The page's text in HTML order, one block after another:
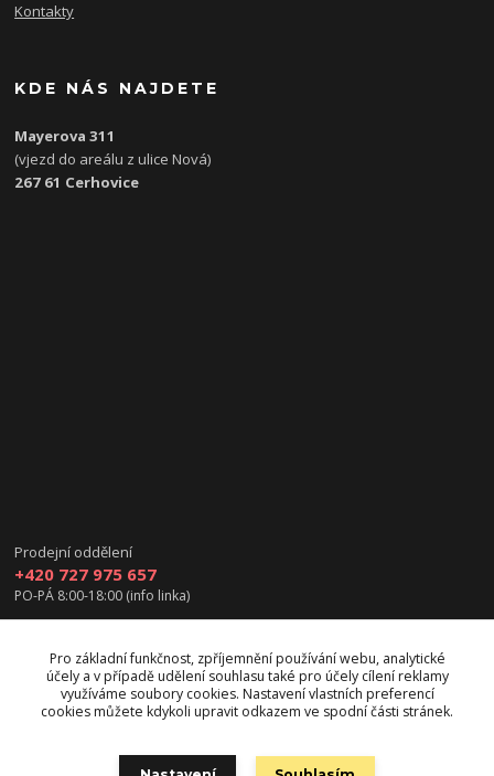
Kontakty
KDE NÁS NAJDETE
Mayerova 311
(vjezd do areálu z ulice Nová)
267 61 Cerhovice
Prodejní oddělení
+420 727 975 657
PO-PÁ 8:00-18:00 (info linka)
Upravit sběr cookies.
Pro základní funkčnost, zpříjemnění používání webu, analytické
účely a v případě udělení souhlasu také pro účely cílení reklamy
využíváme soubory cookies. Nastavení vlastních preferencí
cookies můžete kdykoli upravit odkazem ve spodní části stránek.